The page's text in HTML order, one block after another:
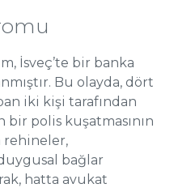
İsveç’te bir banka
Bu olayda, dört
iki kişi tarafından
bir polis kuşatmasının
rehineler,
bağlar
hatta avukat